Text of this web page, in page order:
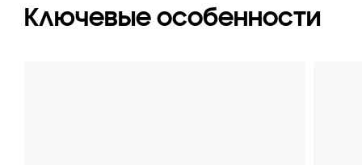
Ключевые особенности